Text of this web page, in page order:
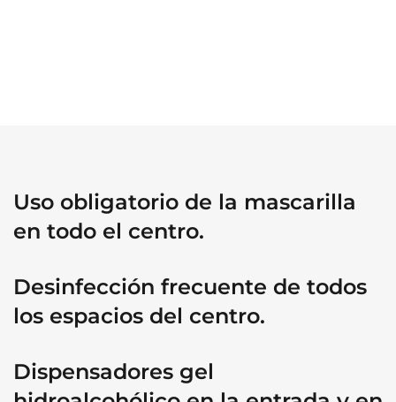
Uso obligatorio de la mascarilla
en todo el centro.
Desinfección frecuente de todos
los espacios del centro.
Dispensadores gel